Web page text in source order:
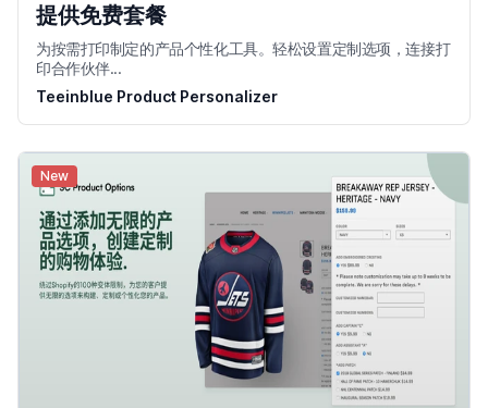
提供免费套餐
为按需打印制定的产品个性化工具。轻松设置定制选项，连接打
印合作伙伴...
Teeinblue Product Personalizer
New